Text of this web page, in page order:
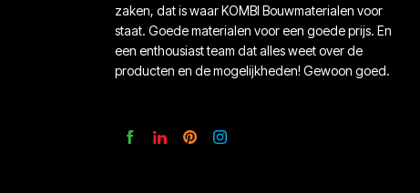
zaken, dat is waar KOMBI Bouwmaterialen voor
staat. Goede materialen voor een goede prijs. En
een enthousiast team dat alles weet over de
producten en de mogelijkheden! Gewoon goed.